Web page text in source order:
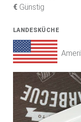
€Günstig
LANDESKÜCHE